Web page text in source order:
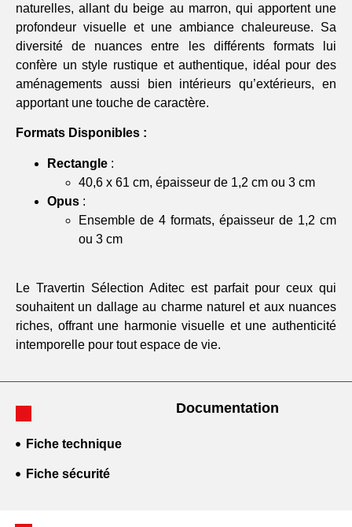
naturelles, allant du beige au marron, qui apportent une
profondeur visuelle et une ambiance chaleureuse. Sa
diversité de nuances entre les différents formats lui
confère un style rustique et authentique, idéal pour des
aménagements aussi bien intérieurs qu’extérieurs, en
apportant une touche de caractère.
Formats Disponibles :
Rectangle :
40,6 x 61 cm, épaisseur de 1,2 cm ou 3 cm
Opus :
Ensemble de 4 formats, épaisseur de 1,2 cm
ou 3 cm
Le Travertin Sélection Aditec est parfait pour ceux qui
souhaitent un dallage au charme naturel et aux nuances
riches, offrant une harmonie visuelle et une authenticité
intemporelle pour tout espace de vie.
Documentation
Fiche technique
Fiche sécurité